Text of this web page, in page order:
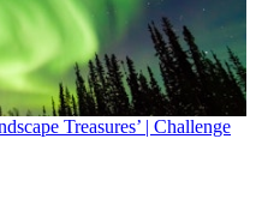
Treasures’ | Challenge